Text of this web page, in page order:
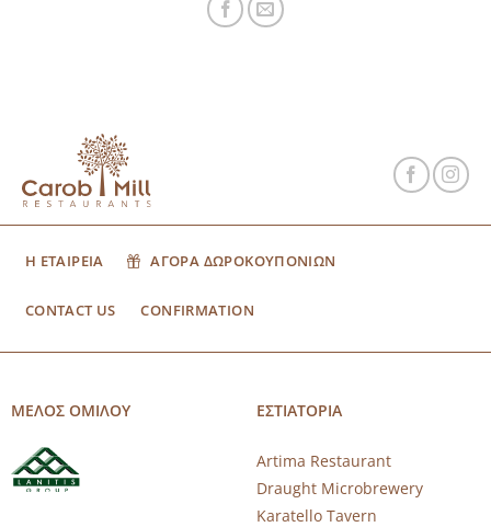
Η ΕΤΑΙΡΕΙΑ ΑΓΟΡΑ ΔΩΡΟΚΟΥΠΟΝΙΩΝ
CONTACT US CONFIRMATION
ΜΕΛΟΣ ΟΜΙΛΟΥ ΕΣΤΙΑΤΟΡΙΑ
Artima Restaurant
Draught Microbrewery
Karatello Tavern